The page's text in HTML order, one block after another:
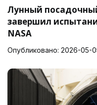
Лунный
завершил
NASA
Опубликовано: 2026-05-